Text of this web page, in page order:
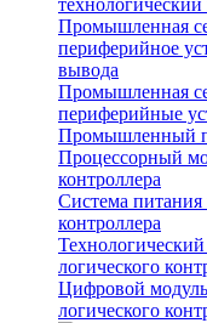
технологический
Промышленная
периферийное
вывода
Промышленная
периферийные
Промышленный
Процессорный
контроллера
Система питания
контроллера
логического
Цифровой
логического